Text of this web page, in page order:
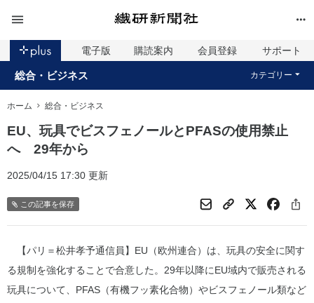
電子版 購読案内 会員登録 サポート
総合・ビジネス カテゴリー
ホーム 総合・ビジネス
EU、玩具でビスフェノールとPFASの使用禁止
へ 29年から
2025/04/15 17:30 更新
この記事を保存
【パリ＝松井孝予通信員】EU（欧州連合）は、玩具の安全に関す
る規制を強化することで合意した。29年以降にEU域内で販売される
玩具について、PFAS（有機フッ素化合物）やビスフェノール類など